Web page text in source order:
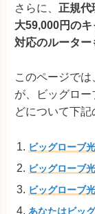
さらに、 正規代
大59,000円の
対応のルーター
このページでは
が、ビッグロ
どについて下記
ビッグローブ
ビッグローブ
ビッグローブ
あなたはビッ